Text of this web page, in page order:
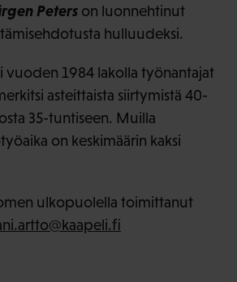
Peters on luonnehtinut
hulluudeksi.
vuoden 1984 lakolla työnantajat
asteittaista siirtymistä 40-
35-tuntiseen. Muilla
on keskimäärin kaksi
ulkopuolella toimittanut